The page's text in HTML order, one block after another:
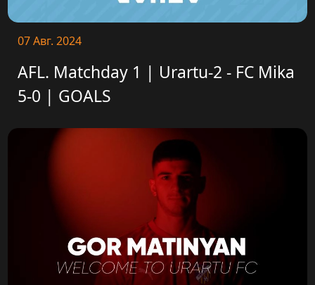
07 Авг. 2024
AFL. Matchday 1 | Urartu-2 - FC Mika
5-0 | GOALS